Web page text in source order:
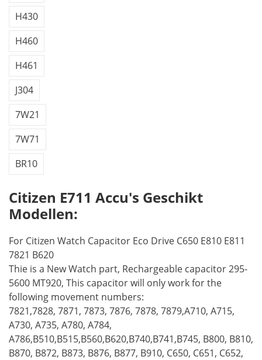
H430
H460
H461
J304
7W21
7W71
BR10
Citizen E711 Accu's Geschikt
Modellen:
For Citizen Watch Capacitor Eco Drive C650 E810 E811
7821 B620
Thie is a New Watch part, Rechargeable capacitor 295-
5600 MT920, This capacitor will only work for the
following movement numbers:
7821,7828, 7871, 7873, 7876, 7878, 7879,A710, A715,
A730, A735, A780, A784,
A786,B510,B515,B560,B620,B740,B741,B745, B800, B810,
B870, B872, B873, B876, B877, B910, C650, C651, C652,